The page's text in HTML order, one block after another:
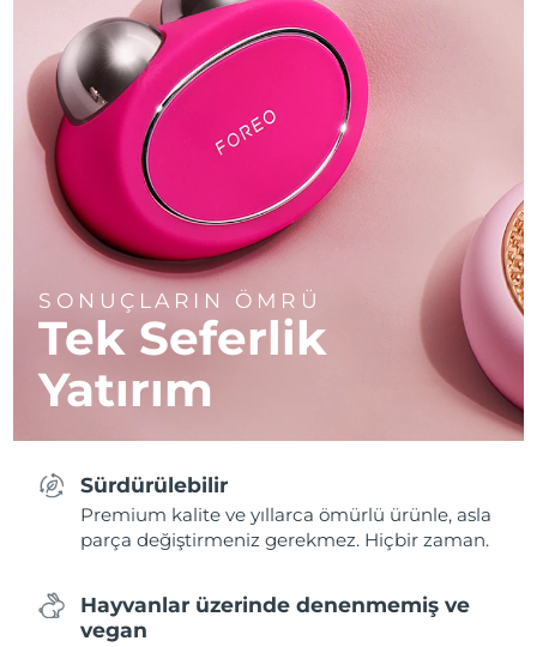
SONUÇLARIN ÖMRÜ
Tek Seferlik
Yatırım
Sürdürülebilir
Premium kalite ve yıllarca ömürlü ürünle, asla
parça değiştirmeniz gerekmez. Hiçbir zaman.
Hayvanlar üzerinde denenmemiş ve
vegan